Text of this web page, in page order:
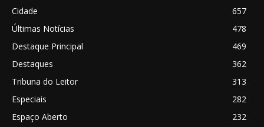
Cidade
657
Últimas Notícias
478
Destaque Principal
469
Destaques
362
Tribuna do Leitor
313
Especiais
282
Espaço Aberto
232